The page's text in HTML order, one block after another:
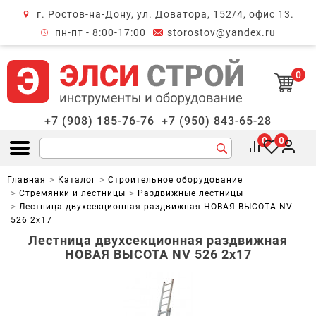
г. Ростов-на-Дону, ул. Доватора, 152/4, офис 13.
пн-пт - 8:00-17:00
storostov@yandex.ru
0
+7 (908) 185-76-76 +7 (950) 843-65-28
Открыть меню
0 0
Главная Каталог
Строительное оборудование
Стремянки и лестницы
Раздвижные лестницы
Лестница двухсекционная раздвижная НОВАЯ ВЫСОТА NV
526 2х17
Лестница двухсекционная раздвижная
НОВАЯ ВЫСОТА NV 526 2х17